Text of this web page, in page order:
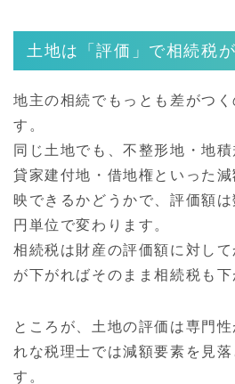
土地は「評価」で相続税
地主の相続でもっとも差がつ
す。
同じ土地でも、不整形地・地積
貸家建付地・借地権といった
映できるかどうかで、評価額
円単位で変わります。
相続税は財産の評価額に対し
が下がればそのまま相続税も下
ところが、土地の評価は専門
れな税理士では減額要素を見
す。